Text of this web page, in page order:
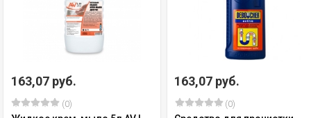
163,07 руб.
(0)
163,07 руб.
(0)